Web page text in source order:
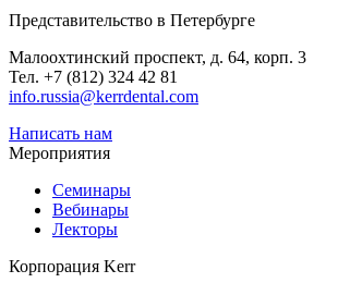
Представительство в Петербурге
Малоохтинский проспект, д. 64, корп. 3
Тел. +7 (812) 324 42 81
info.russia@kerrdental.com
Написать нам
Мероприятия
Семинары
Вебинары
Лекторы
Корпорация Kerr